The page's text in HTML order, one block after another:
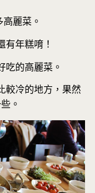
麗菜。
年糕唷！
吃的高麗菜。
較冷的地方，果然
。